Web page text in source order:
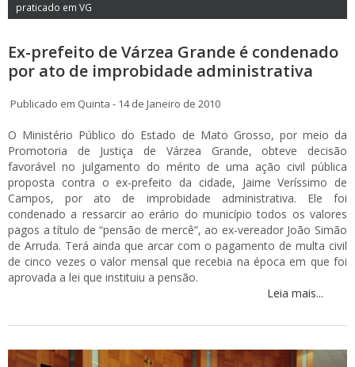
praticado em VG
Ex-prefeito de Várzea Grande é condenado
por ato de improbidade administrativa
Publicado em Quinta - 14 de Janeiro de 2010
O Ministério Público do Estado de Mato Grosso, por meio da
Promotoria de Justiça de Várzea Grande, obteve decisão
favorável no julgamento do mérito de uma ação civil pública
proposta contra o ex-prefeito da cidade, Jaime Veríssimo de
Campos, por ato de improbidade administrativa. Ele foi
condenado a ressarcir ao erário do município todos os valores
pagos a título de “pensão de mercê”, ao ex-vereador João Simão
de Arruda. Terá ainda que arcar com o pagamento de multa civil
de cinco vezes o valor mensal que recebia na época em que foi
aprovada a lei que instituiu a pensão.
Leia mais...